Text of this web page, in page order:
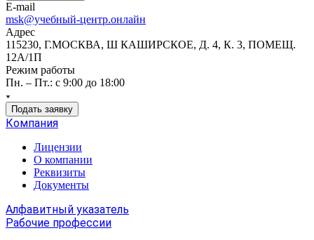
E-mail
msk@учебный-центр.онлайн
Адрес
115230, Г.МОСКВА, Ш КАШИРСКОЕ, Д. 4, К. 3, ПОМЕЩ.
12А/1П
Режим работы
Пн. – Пт.: с 9:00 до 18:00
Подать заявку
Компания
Лицензии
О компании
Реквизиты
Документы
Алфавитный указатель
Рабочие профессии